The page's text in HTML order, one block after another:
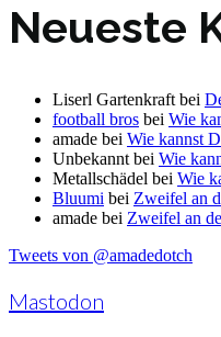
Neueste
Liserl Gartenkraft bei
football bros bei Wie
amade bei Wie kannst
Unbekannt bei Wie
Metallschädel bei Wie
Bluumi bei Zweifel an
amade bei Zweifel an
Tweets von @amadedotch
Mastodon